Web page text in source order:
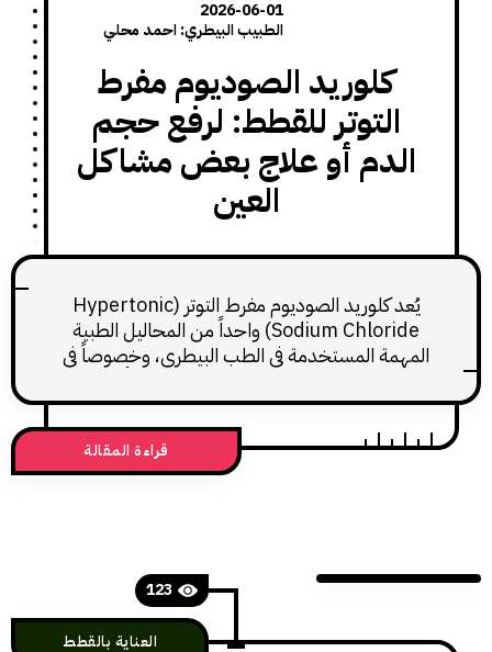
الطبيب البيطري: احمد محلي
كلوريد الصوديوم مفرط
التوتر للقطط: لرفع حجم
أو علاج بعض مشاكل
يُعد كلوريد الصوديوم مفرط التوتر (Hypertonic
Sodium Chloride) واحداً من المحاليل الطبية
المستخدمة في الطب البيطري، وخصوصاً في
معينة تتطلب رفع حجم الدم سريعاً أو علاج
مشاكل العين. هذا الدواء ليس علاجاً منزلياً،
غالباً في العيادات تحت إشراف بيطري
نظراً لقوة تأثيره واحتمالية حدوث اختلالات في
قراءة المقالة
123
العناية بالقطط